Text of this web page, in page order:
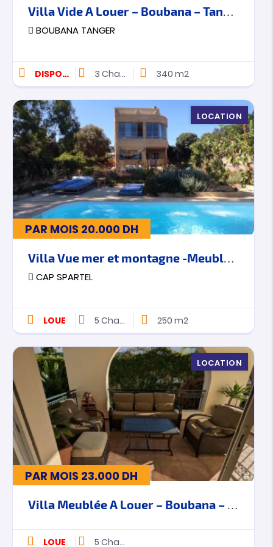
Villa Vide A Louer – Boubana – Tanger
BOUBANA TANGER
DISPONIBLE 3 Chambres 340 m2
LOCATION
PAR MOIS 20.000 DH
Villa Vue mer et montagne -Meublée – A Louer – Cap Spartel -Jbilate – Tanger
CAP SPARTEL
LOUE 5 Chambres 250 m2
LOCATION
PAR MOIS 23.000 DH
Villa Meublée A Louer – Boubana – Tanger
LOUE 5 Chambres